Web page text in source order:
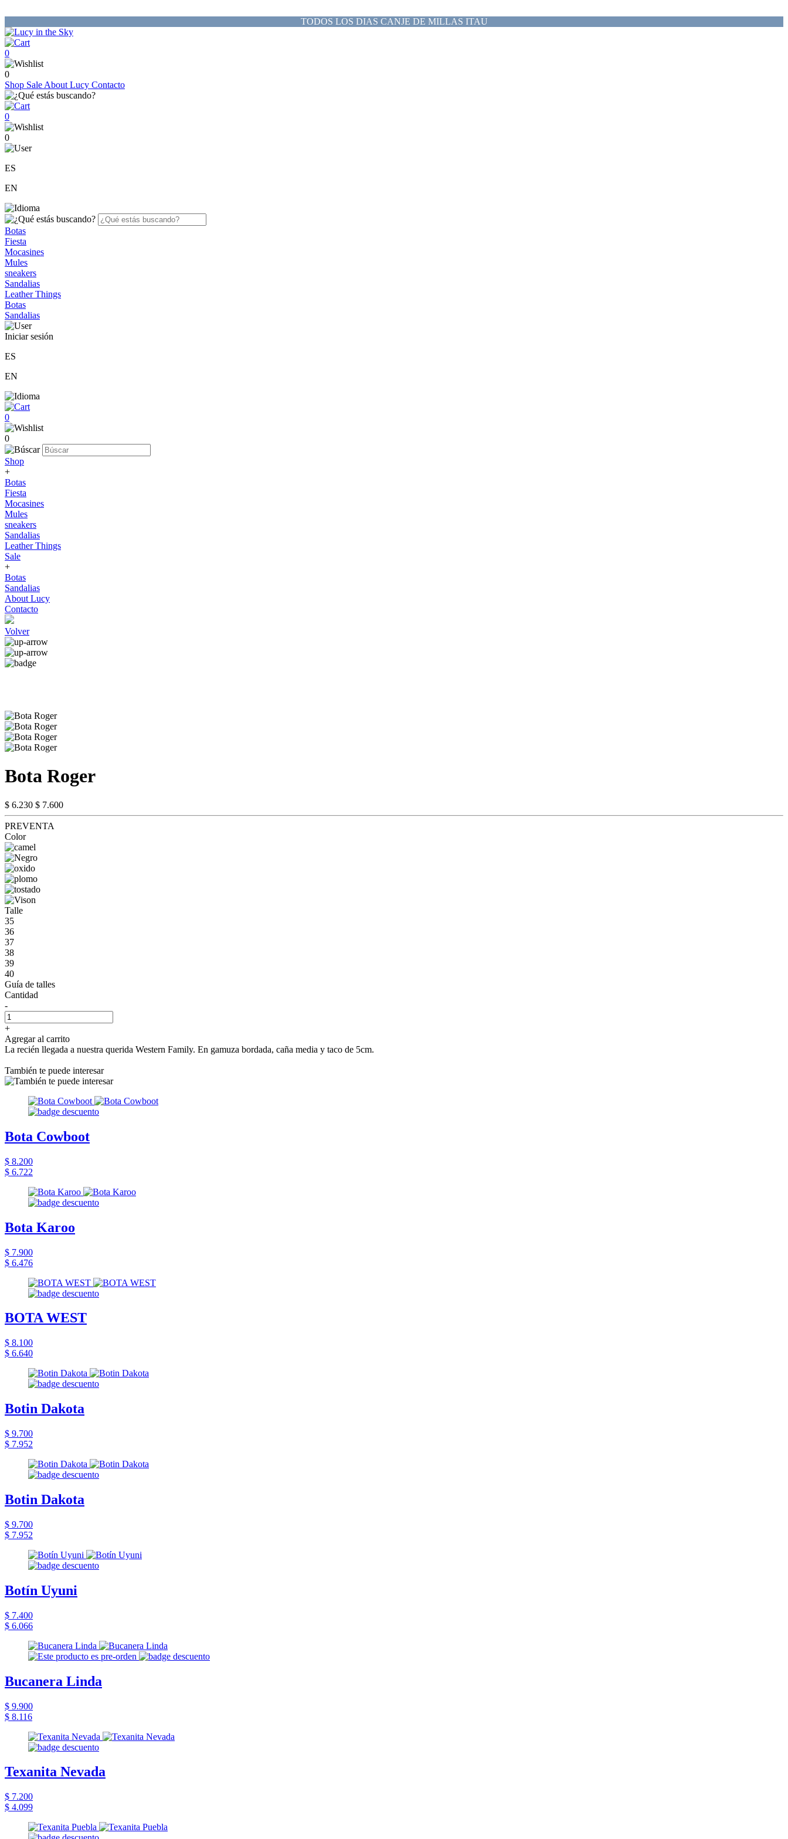
TODOS LOS DIAS CANJE DE MILLAS ITAU
0
0
Shop Sale About Lucy Contacto
0
0
ES
EN
Botas
Fiesta
Mocasines
Mules
sneakers
Sandalias
Leather Things
Botas
Sandalias
Iniciar sesión
ES
EN
0
0
Shop
+
Botas
Fiesta
Mocasines
Mules
sneakers
Sandalias
Leather Things
Sale
+
Botas
Sandalias
About Lucy
Contacto
Volver
Bota Roger
$ 6.230 $ 7.600
PREVENTA
Color
Talle
35
36
37
38
39
40
Guía de talles
Cantidad
-
+
Agregar al carrito
La recién llegada a nuestra querida Western Family. En gamuza bordada, caña media y taco de 5cm.
También te puede interesar
Bota Cowboot
$ 8.200
$ 6.722
Bota Karoo
$ 7.900
$ 6.476
BOTA WEST
$ 8.100
$ 6.640
Botin Dakota
$ 9.700
$ 7.952
Botin Dakota
$ 9.700
$ 7.952
Botín Uyuni
$ 7.400
$ 6.066
Bucanera Linda
$ 9.900
$ 8.116
Texanita Nevada
$ 7.200
$ 4.099